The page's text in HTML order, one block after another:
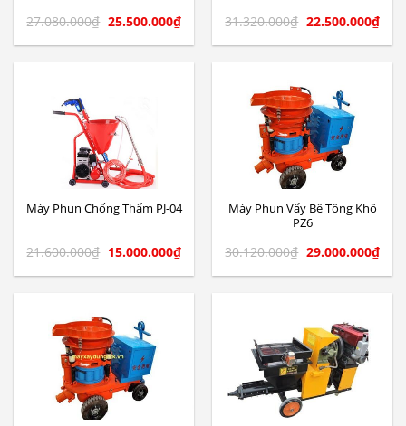
27.080.000₫ 25.500.000₫ 31.320.000₫ 22.500.000₫
Máy Phun Chống Thấm PJ-04
21.600.000₫ 15.000.000₫
Máy Phun Vẩy Bê Tông Khô
PZ6
30.120.000₫ 29.000.000₫